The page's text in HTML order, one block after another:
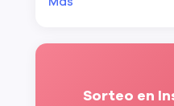
Sorteo en